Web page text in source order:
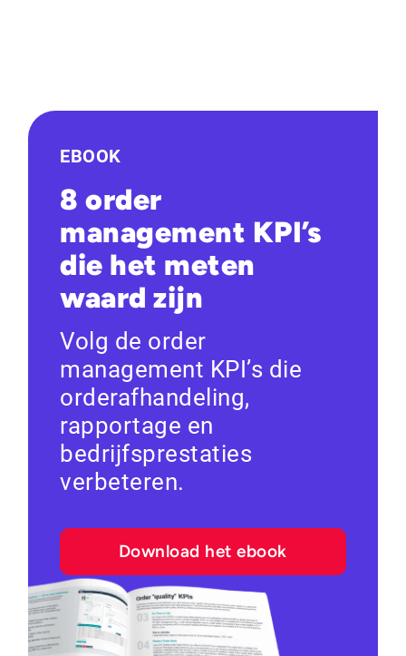
EBOOK
8 order
management KPI’s
die het meten
waard zijn
Volg de order
management KPI’s die
orderafhandeling,
rapportage en
bedrijfsprestaties
verbeteren.
Download het ebook